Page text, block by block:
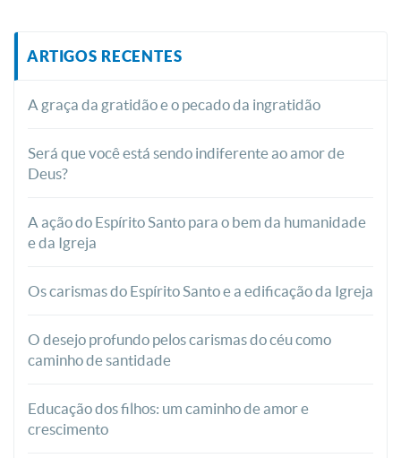
ARTIGOS RECENTES
A graça da gratidão e o pecado da ingratidão
Será que você está sendo indiferente ao amor de
Deus?
A ação do Espírito Santo para o bem da humanidade
e da Igreja
Os carismas do Espírito Santo e a edificação da Igreja
O desejo profundo pelos carismas do céu como
caminho de santidade
Educação dos filhos: um caminho de amor e
crescimento